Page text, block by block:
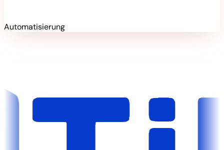
Automatisierung